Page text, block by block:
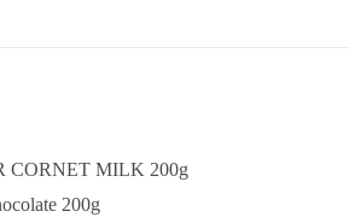
CORNET MILK 200g
200g